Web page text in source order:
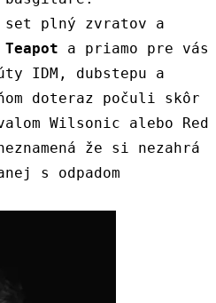
set plný zvratov
a
Teapot a priamo pre
vás
IDM , dubstepu
a
doteraz počuli
skôr
Wilsonic alebo
Red
že si
nezahrá
s
odpadom